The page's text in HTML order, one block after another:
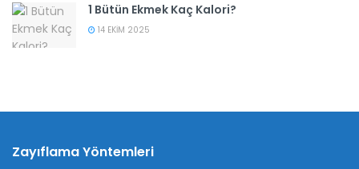
1 Bütün Ekmek Kaç Kalori?
14 EKIM 2025
Zayıflama Yöntemleri